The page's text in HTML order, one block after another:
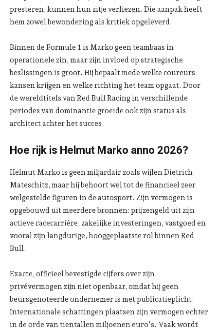
presteren, kunnen hun zitje verliezen. Die aanpak heeft
hem zowel bewondering als kritiek opgeleverd.
Binnen de Formule 1 is Marko geen teambaas in
operationele zin, maar zijn invloed op strategische
beslissingen is groot. Hij bepaalt mede welke coureurs
kansen krijgen en welke richting het team opgaat. Door
de wereldtitels van Red Bull Racing in verschillende
periodes van dominantie groeide ook zijn status als
architect achter het succes.
Hoe rijk is Helmut Marko anno 2026?
Helmut Marko is geen miljardair zoals wijlen Dietrich
Mateschitz, maar hij behoort wel tot de financieel zeer
welgestelde figuren in de autosport. Zijn vermogen is
opgebouwd uit meerdere bronnen: prijzengeld uit zijn
actieve racecarrière, zakelijke investeringen, vastgoed en
vooral zijn langdurige, hooggeplaatste rol binnen Red
Bull.
Exacte, officieel bevestigde cijfers over zijn
privévermogen zijn niet openbaar, omdat hij geen
beursgenoteerde ondernemer is met publicatieplicht.
Internationale schattingen plaatsen zijn vermogen echter
in de orde van tientallen miljoenen euro’s. Vaak wordt